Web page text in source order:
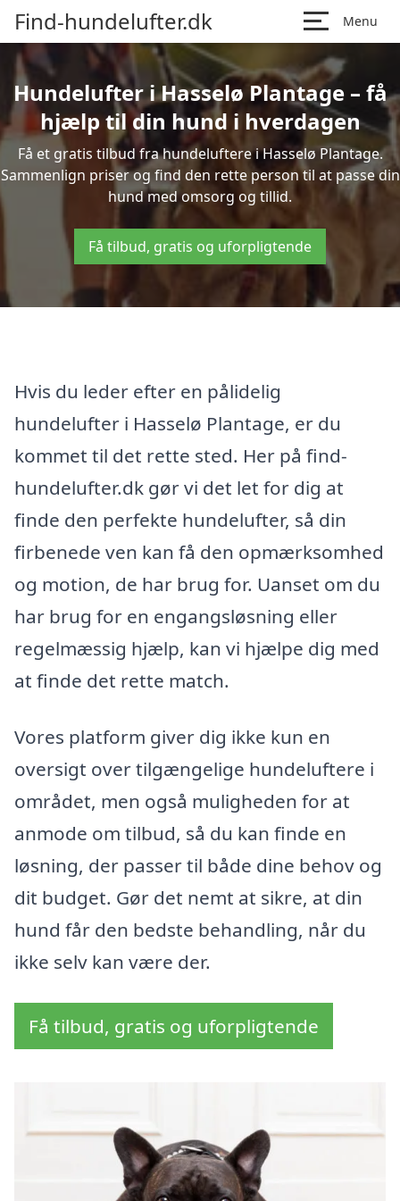
Find-hundelufter.dk Menu
Hundelufter i Hasselø Plantage – få
hjælp til din hund i hverdagen
Få et gratis tilbud fra hundeluftere i Hasselø Plantage.
Sammenlign priser og find den rette person til at passe din
hund med omsorg og tillid.
Få tilbud, gratis og uforpligtende
Hvis du leder efter en pålidelig
hundelufter i Hasselø Plantage, er du
kommet til det rette sted. Her på find-
hundelufter.dk gør vi det let for dig at
finde den perfekte hundelufter, så din
firbenede ven kan få den opmærksomhed
og motion, de har brug for. Uanset om du
har brug for en engangsløsning eller
regelmæssig hjælp, kan vi hjælpe dig med
at finde det rette match.
Vores platform giver dig ikke kun en
oversigt over tilgængelige hundeluftere i
området, men også muligheden for at
anmode om tilbud, så du kan finde en
løsning, der passer til både dine behov og
dit budget. Gør det nemt at sikre, at din
hund får den bedste behandling, når du
ikke selv kan være der.
Få tilbud, gratis og uforpligtende